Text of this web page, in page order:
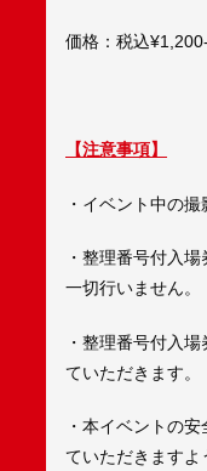
価格：税込¥1,200-
【注意事項】
・イベント中の
・整理番号付入
一切行いません。
・整理番号付入
ていただきます。
・本イベントの
ていただきますよ